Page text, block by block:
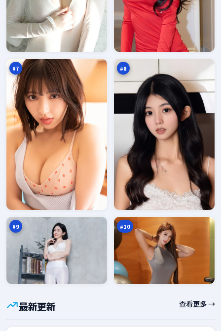
#7
血
归
零
95
万
#8
旧
街
逃
生
94
万
#9
回
响
94
万
#10
魂
94
万
最新更新 查看更多 →